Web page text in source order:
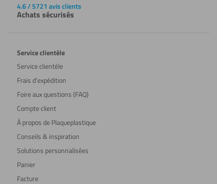
4.6 / 5721 avis clients
Achats sécurisés
Service clientèle
Service clientèle
Frais d’expédition
Foire aux questions (FAQ)
Compte client
À propos de Plaqueplastique
Conseils & inspiration
Solutions personnalisées
Panier
Facture